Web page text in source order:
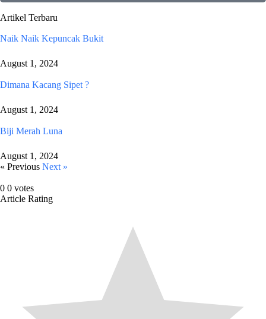
Artikel Terbaru
Naik Naik Kepuncak Bukit
August 1, 2024
Dimana Kacang Sipet ?
August 1, 2024
Biji Merah Luna
August 1, 2024
« Previous Next »
0 0 votes
Article Rating